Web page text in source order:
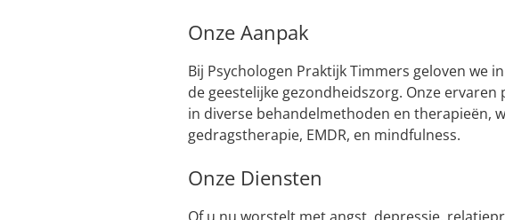
Onze Aanpak
Bij Psychologen Praktijk Timmers geloven we
de geestelijke gezondheidszorg. Onze
in diverse behandelmethoden en therapieën,
gedragstherapie, EMDR, en mindfulness.
Onze Diensten